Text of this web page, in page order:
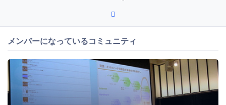
メンバーになっているコミュニティ